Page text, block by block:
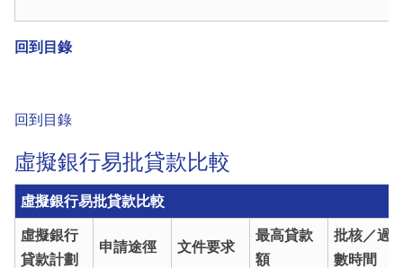
回到目錄
回到目錄
虛擬銀行易批貸款比較
虛擬銀行易批貸款比較
虛擬銀行
貸款計劃
申請途徑 文件要求
最高貸款
額
批核／過
數時間